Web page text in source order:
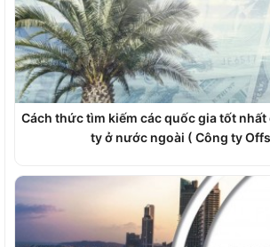
Cách thức tìm kiếm các quốc gia tốt
ty ở nước ngoài ( Công ty